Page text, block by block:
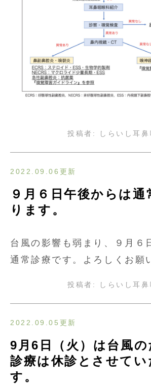
投稿者: しらいし耳
2022.09.06更新
９月６日午後からは通
ります。
台風の影響も弱まり、９月６
通常診療です。よろしくお願
投稿者: しらいし耳
2022.09.05更新
9月6日（火）は台風
診療は休診とさせてい
す。